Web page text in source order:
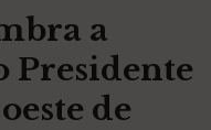
a
Presidente
de